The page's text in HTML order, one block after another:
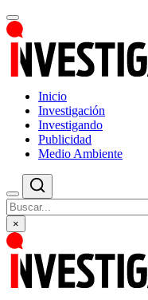
Inicio
Investigación
Investigando
Publicidad
Medio Ambiente
×